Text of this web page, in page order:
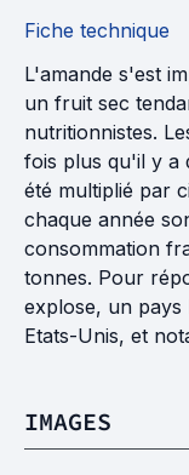
Fiche technique
L'amande s'est
un fruit sec
nutritionnistes.
fois plus qu'il y a
été multiplié par
chaque année
consommation
tonnes. Pour
explose, un pays
Etats-Unis, et
IMAGES